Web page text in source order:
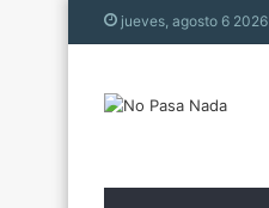
jueves, agosto 6 2026